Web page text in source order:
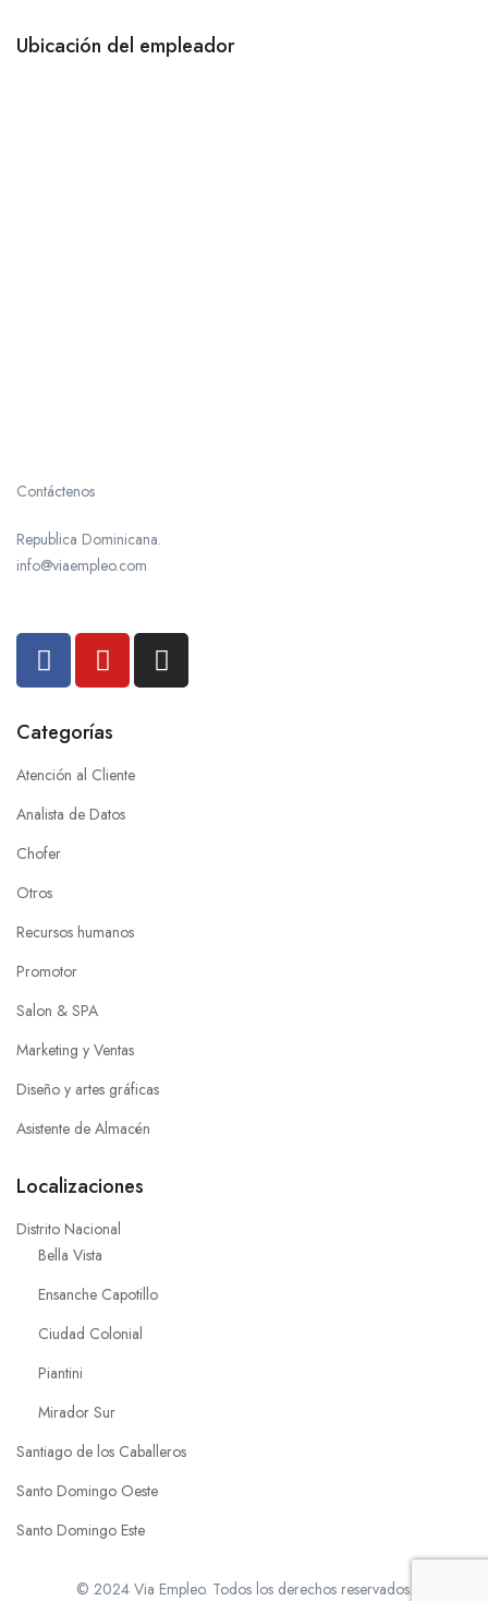
Ubicación del empleador
Contáctenos
Republica Dominicana.
info@viaempleo.com
Categorías
Atención al Cliente
Analista de Datos
Chofer
Otros
Recursos humanos
Promotor
Salon & SPA
Marketing y Ventas
Diseño y artes gráficas
Asistente de Almacén
Localizaciones
Distrito Nacional
Bella Vista
Ensanche Capotillo
Ciudad Colonial
Piantini
Mirador Sur
Santiago de los Caballeros
Santo Domingo Oeste
Santo Domingo Este
© 2024 Via Empleo. Todos los derechos reservados.